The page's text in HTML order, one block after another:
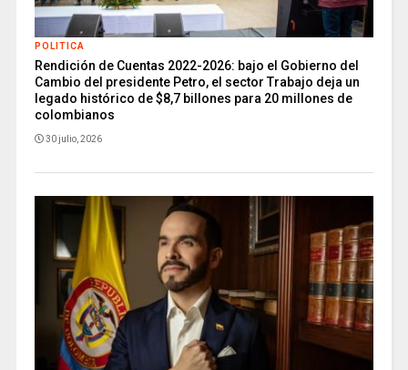
POLITICA
Rendición de Cuentas 2022-2026: bajo el Gobierno del
Cambio del presidente Petro, el sector Trabajo deja un
legado histórico de $8,7 billones para 20 millones de
colombianos
30 julio, 2026